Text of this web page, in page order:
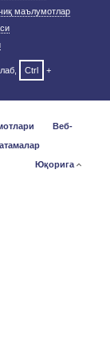
маълумотлар
Ctrl
+
Веб-
Юқорига